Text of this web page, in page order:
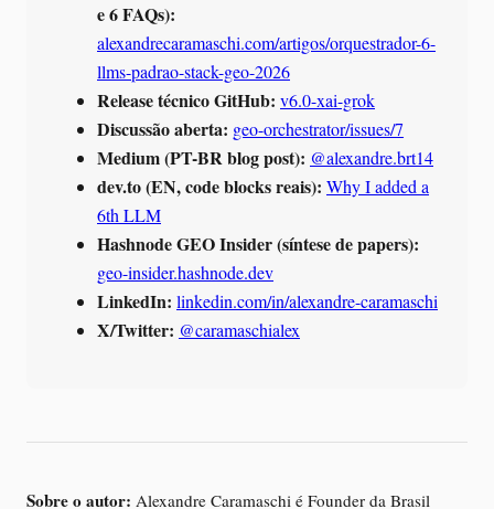
e 6 FAQs):
alexandrecaramaschi.com/artigos/orquestrador-6-
llms-padrao-stack-geo-2026
Release técnico GitHub: v6.0-xai-grok
Discussão aberta: geo-orchestrator/issues/7
Medium (PT-BR blog post): @alexandre.brt14
dev.to (EN, code blocks reais): Why I added a
6th LLM
Hashnode GEO Insider (síntese de papers):
geo-insider.hashnode.dev
LinkedIn: linkedin.com/in/alexandre-caramaschi
X/Twitter: @caramaschialex
Sobre o autor: Alexandre Caramaschi é Founder da Brasil